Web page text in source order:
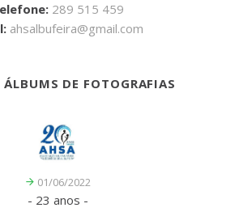
289 515 459
ahsalbufeira@gmail.com
DE FOTOGRAFIAS
01/06/2022
- 23 anos -